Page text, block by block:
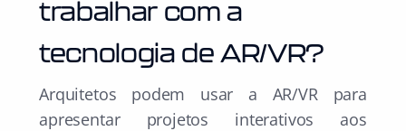
trabalhar com a
tecnologia de AR/VR?
Arquitetos podem usar a AR/VR para
apresentar projetos interativos aos